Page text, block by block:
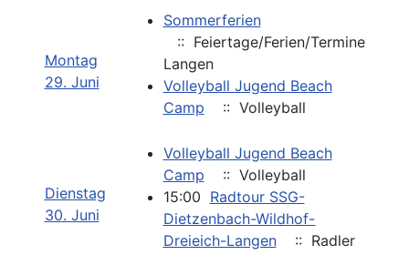
Montag
29. Juni
Sommerferien
:: Feiertage/Ferien/Termine
Langen
Volleyball Jugend Beach
Camp
:: Volleyball
Dienstag
30. Juni
Volleyball Jugend Beach
Camp
:: Volleyball
15:00 Radtour SSG-
Dietzenbach-Wildhof-
Dreieich-Langen
:: Radler